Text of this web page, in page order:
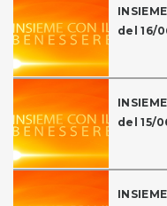
del 16/
del 15/